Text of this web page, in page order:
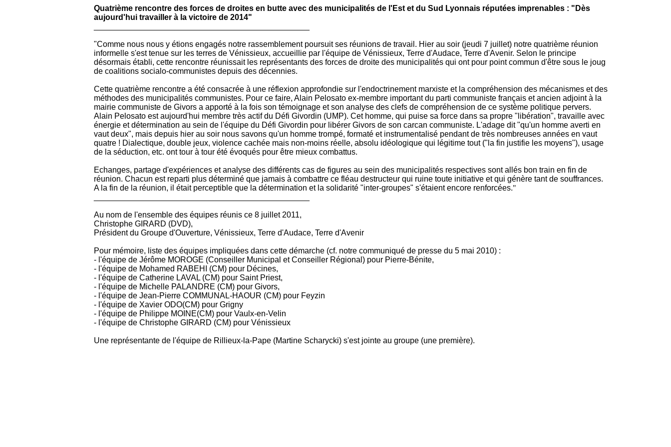
Quatrième rencontre des forces de droites en butte avec des municipalités de l'Est et du Sud Lyonnais réputées imprenables : "Dès
aujourd'hui travailler à la victoire de 2014"
"Comme nous nous y étions engagés notre rassemblement poursuit ses réunions de travail. Hier au soir (jeudi 7 juillet) notre quatrième réunion
informelle s'est tenue sur les terres de Vénissieux, accueillie par l'équipe de Vénissieux, Terre d'Audace, Terre d'Avenir. Selon le principe
désormais établi, cette rencontre réunissait les représentants des forces de droite des municipalités qui ont pour point commun d'être sous le joug
de coalitions socialo-communistes depuis des décennies.
Cette quatrième rencontre a été consacrée à une réflexion approfondie sur l'endoctrinement marxiste et la compréhension des mécanismes et des
méthodes des municipalités communistes. Pour ce faire, Alain Pelosatoex-membre important du parti communiste français et ancien adjoint à la
mairie communiste de Givors a apporté à la fois son témoignage et son analyse des clefs de compréhension de ce système politique pervers.
Alain Pelosatoest aujourd'hui membre très actif du Défi Givordin (UMP). Cet homme, qui puise sa force dans sa propre "libération", travaille avec
énergie et détermination au sein de l'équipe du Défi Givordin pour libérer Givors de son carcan communiste. L'adage dit "qu'un homme averti en
vaut deux", mais depuis hier au soir nous savons qu'un homme trompé, formaté et instrumentalisé pendant de très nombreuses années en vaut
quatre ! Dialectique, double jeux, violence cachée mais non-moinsréelle, absolu idéologique qui légitime tout ("la fin justifie les moyens"), usage
de la séduction, etc. ont tour à tour été évoqués pour être mieux combattus.
Echanges, partage d'expériences et analyse des différents cas de figures au sein des municipalités respectives sont allés bon train en fin de
réunion. Chacun est reparti plus déterminé que jamais à combattre ce fléau destructeur qui ruine toute initiative et qui génère tant de souffrances.
A la fin de la réunion, il était perceptible que la détermination et la solidarité "inter-groupes" s'étaient encore renforcées."
Au nom de l'ensemble des équipes réunis ce 8 juillet 2011,
Christophe GIRARD (DVD),
Président du Groupe d'Ouverture, Vénissieux, Terre d'Audace, Terre d'Avenir
Pour mémoire, liste des équipes impliquées dans cette démarche (cf. notre communiqué de presse du 5 mai 2010) :
- l'équipe de Jérôme MOROGE (Conseiller Municipal et Conseiller Régional) pour Pierre-Bénite,
- l'équipe de Mohamed RABEHI (CM) pour Décines,
- l'équipe de Catherine LAVAL (CM) pour Saint Priest,
- l'équipe de Michelle PALANDRE (CM) pour Givors,
- l'équipe de Jean-Pierre COMMUNAL-HAOUR (CM) pour Feyzin
- l'équipe de Xavier ODO(CM) pour Grigny
- l'équipe de Philippe MOINE(CM) pour Vaulx-en-Velin
- l'équipe de Christophe GIRARD (CM) pour Vénissieux
Une représentante de l'équipe de Rillieux-la-Pape (Martine Scharycki) s'est jointe au groupe (une première).